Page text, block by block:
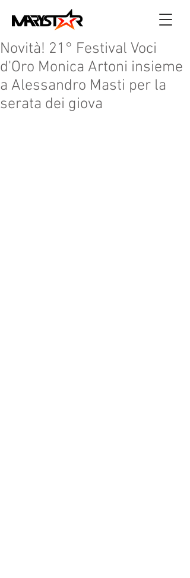
Novità! 21° Festival Voci
d'Oro Monica Artoni insieme
a Alessandro Masti per la
serata dei giova